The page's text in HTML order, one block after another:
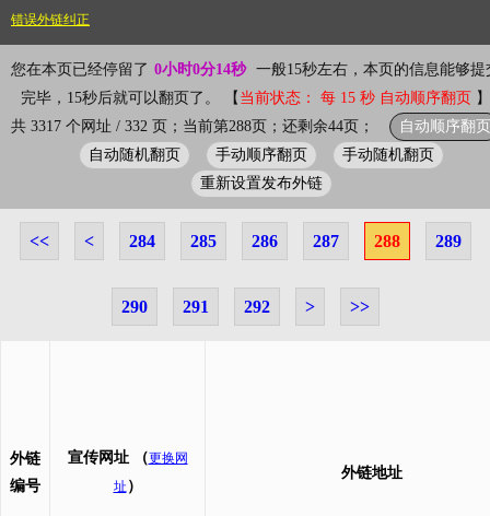
错误外链纠正
您在本页已经停留了 0小时0分14秒 一般15秒左右，本页的信息能够提
完毕，15秒后就可以翻页了。 【 当前状态： 每 15 秒 自动顺序翻页 】
共 3317 个网址 / 332 页；当前第288页；还剩余44页；
自动顺序翻页
自动随机翻页
手动顺序翻页
手动随机翻页
重新设置发布外链
<< < 284 285 286 287 288 289
290 291 292 > >>
外链
编号
宣传网址 （更换网
址 ）
外链地址